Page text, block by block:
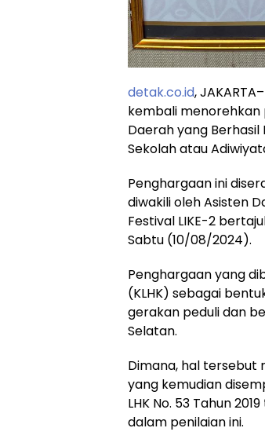
detak.co.id,
kembali menorehkan
Daerah yang Berhasil
Sekolah atau
Penghargaan ini
diwakili oleh Asisten
Festival LIKE-2
Sabtu (10/08/2024).
Penghargaan yang
(KLHK) sebagai
gerakan peduli dan
Selatan.
Dimana, hal tersebut
yang kemudian
LHK No. 53 Tahun
dalam penilaian ini.